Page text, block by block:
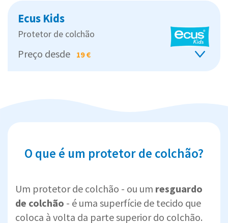
Ecus Kids
Protetor de colchão
Preço desde 19 €
O que é um protetor de colchão?
Um protetor de colchão - ou um resguardo
de colchão - é uma superfície de tecido que
coloca à volta da parte superior do colchão.